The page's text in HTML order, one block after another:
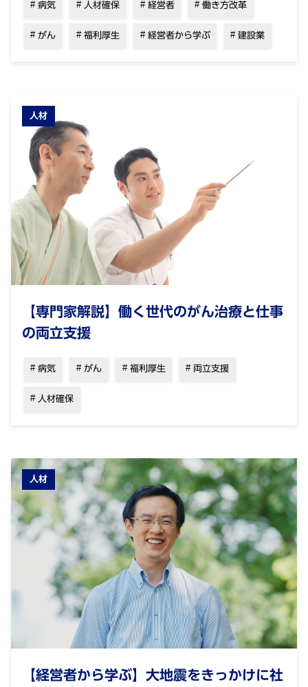
病気 人材確保 経営者 働き方改革
がん 福利厚生 経営者から学ぶ 建設業
人材
【専門家解説】働く世代のがん治療と仕事
の両立支援
病気 がん 福利厚生 両立支援
人材確保
人材
【経営者から学ぶ】大地震をきっかけに社